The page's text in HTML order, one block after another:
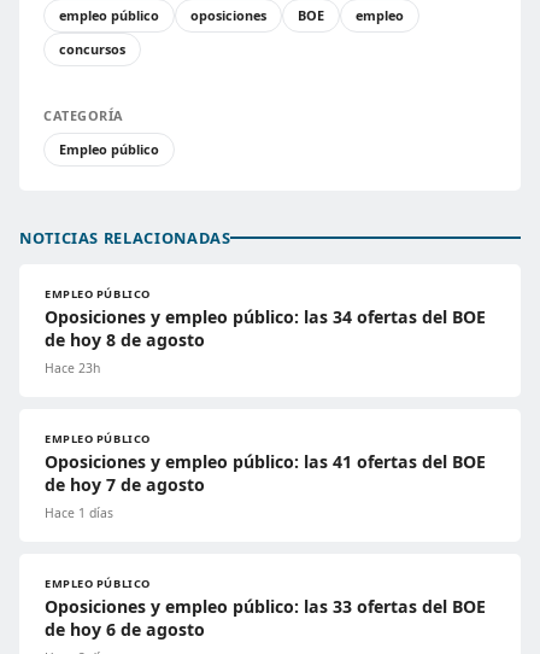
empleo público
oposiciones BOE
empleo
concursos
CATEGORÍA
Empleo público
NOTICIAS RELACIONADAS
EMPLEO PÚBLICO
Oposiciones y empleo público: las 34 ofertas del BOE
de hoy 8 de agosto
Hace 23h
EMPLEO PÚBLICO
Oposiciones y empleo público: las 41 ofertas del BOE
de hoy 7 de agosto
Hace 1 días
EMPLEO PÚBLICO
Oposiciones y empleo público: las 33 ofertas del BOE
de hoy 6 de agosto